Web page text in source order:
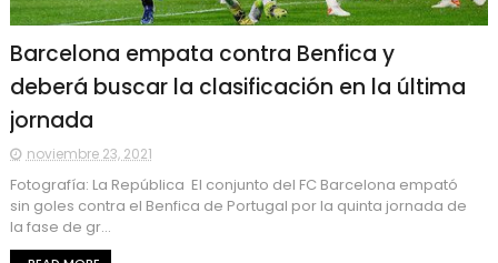
Barcelona empata contra Benfica y
deberá buscar la clasificación en la última
jornada
noviembre 23, 2021
Fotografía: La República El conjunto del FC Barcelona empató
sin goles contra el Benfica de Portugal por la quinta jornada de
la fase de gr...